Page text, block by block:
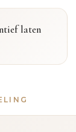
laten